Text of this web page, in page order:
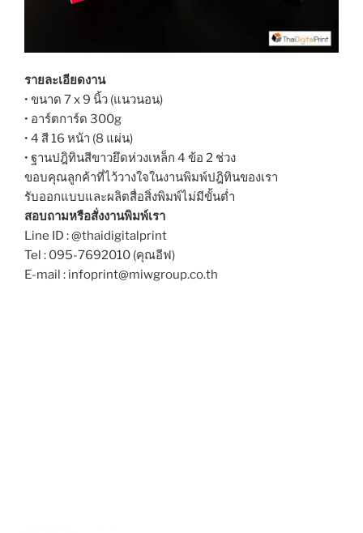
รายละเอียดงาน
• ขนาด 7 x 9 นิ้ว (แนวนอน)
• อาร์ตการ์ด 300g
• 4 สี 16 หน้า (8 แผ่น)
• ฐานปฎิทินสีขาวยึดห่วงเหล็ก 4 ข้อ 2 ช่วง
ขอบคุณลูกค้าที่ไว้วางใจในงานพิมพ์ปฎิทินของเรา
รับออกแบบและผลิตสื่อสิ่งพิมพ์ไม่มีขั้นต่ำ
สอบถามหรือสั่งงานพิมพ์เรา
Line ID : @thaidigitalprint
Tel : 095-7692010 (คุณอีฟ)
E-mail : infoprint@miwgroup.co.th